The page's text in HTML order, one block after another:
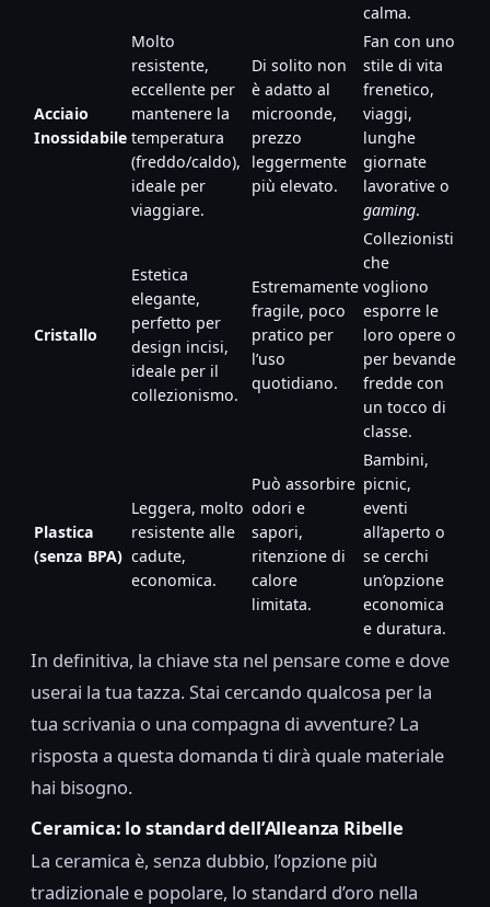
calma.
Acciaio
Inossidabile
Molto
resistente,
eccellente per
mantenere la
temperatura
(freddo/caldo),
ideale per
viaggiare.
Di solito non
è adatto al
microonde,
prezzo
leggermente
più elevato.
Fan con uno
stile di vita
frenetico,
viaggi,
lunghe
giornate
lavorative o
gaming.
Cristallo
Estetica
elegante,
perfetto per
design incisi,
ideale per il
collezionismo.
Estremamente
fragile, poco
pratico per
l’uso
quotidiano.
Collezionisti
che
vogliono
esporre le
loro opere o
per bevande
fredde con
un tocco di
classe.
Plastica
(senza BPA)
Leggera, molto
resistente alle
cadute,
economica.
Può assorbire
odori e
sapori,
ritenzione di
calore
limitata.
Bambini,
picnic,
eventi
all’aperto o
se cerchi
un’opzione
economica
e duratura.
In definitiva, la chiave sta nel pensare come e dove
userai la tua tazza. Stai cercando qualcosa per la
tua scrivania o una compagna di avventure? La
risposta a questa domanda ti dirà quale materiale
hai bisogno.
Ceramica: lo standard dell’Alleanza Ribelle
La ceramica è, senza dubbio, l’opzione più
tradizionale e popolare, lo standard d’oro nella